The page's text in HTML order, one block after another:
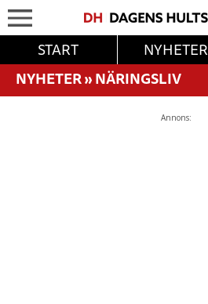
START NYHETER
NYHETER»NÄRINGSLIV
Annons: